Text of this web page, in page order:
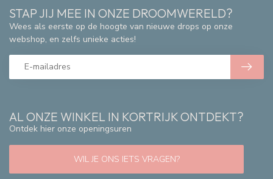
AL ONZE WINKEL IN KORTRIJK ONTDEKT?
Ontdek hier onze openingsuren
WIL JE ONS IETS VRAGEN?
STAP JIJ MEE IN ONZE DROOMWERELD?
Wees als eerste op de hoogte van nieuwe drops op onze
webshop, en zelfs unieke acties!